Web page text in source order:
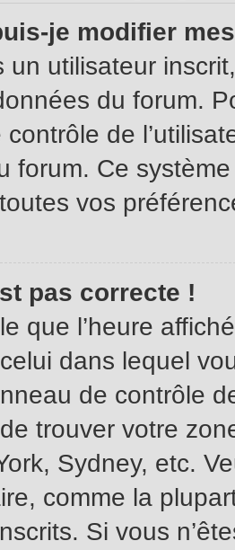
je modifier
un utilisateur
du forum.
de
forum. Ce
vos
pas correcte !
que l’heure
dans lequel
de contrôle
trouver votre
Sydney, etc.
comme la
Si vous